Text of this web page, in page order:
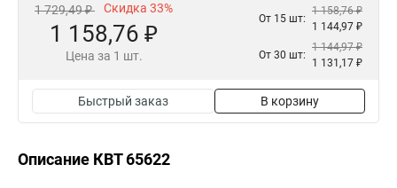
1 729,49 ₽ Скидка 33%
1 158,76 ₽
Цена за 1 шт.
От 15 шт:
1 158,76 ₽
1 144,97 ₽
От 30 шт:
1 144,97 ₽
1 131,17 ₽
Быстрый заказ В корзину
Описание КВТ 65622